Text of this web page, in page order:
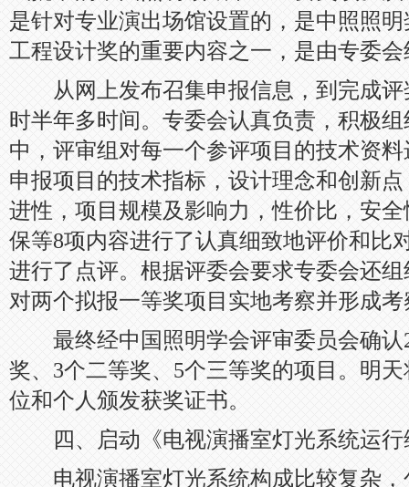
是针对专业演出场馆设置的，是中照照
工程设计奖的重要内容之一，是由专委
从网上发布召集申报信息，到完成评
时半年多时间。专委会认真负责，积极
中，评审组对每一个参评项目的技术资
申报项目的技术指标，设计理念和创新
进性，项目规模及影响力，性价比，安
保等8项内容进行了认真细致地评价和比
进行了点评。根据评委会要求专委会还
对两个拟报一等奖项目实地考察并形成
最终经中国照明学会评审委员会确认
奖、3个二等奖、5个三等奖的项目。明
位和个人颁发获奖证书。
四、启动《电视演播室灯光系统运行
电视演播室灯光系统构成比较复杂，